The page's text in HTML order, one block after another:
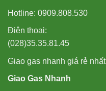
Hotline: 0909.808.530
Điện thoại:
(028)35.35.81.45
Giao gas nhanh giá rẻ nhất
Giao Gas Nhanh